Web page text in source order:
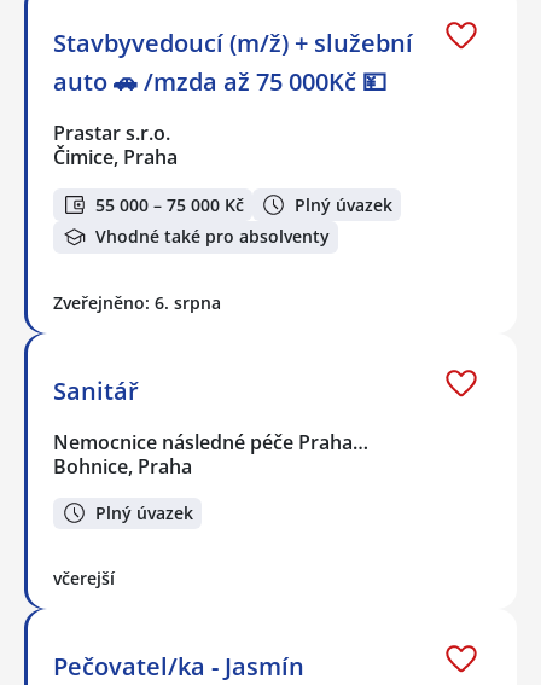
Stavbyvedoucí (m/ž) + služební
auto 🚗 /mzda až 75 000Kč 💴
Prastar s.r.o.
Čimice, Praha
55 000 – 75 000 Kč
Plný úvazek
Vhodné také pro absolventy
Zveřejněno: 6. srpna
Sanitář
Nemocnice následné péče Praha…
Bohnice, Praha
Plný úvazek
včerejší
Pečovatel/ka - Jasmín